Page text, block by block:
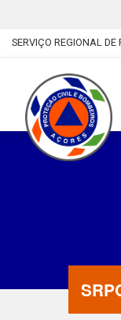
SERVIÇO REGIONAL DE